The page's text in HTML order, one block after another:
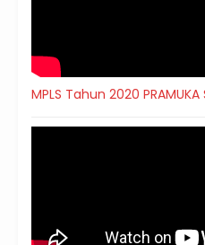
MPLS Tahun 2020